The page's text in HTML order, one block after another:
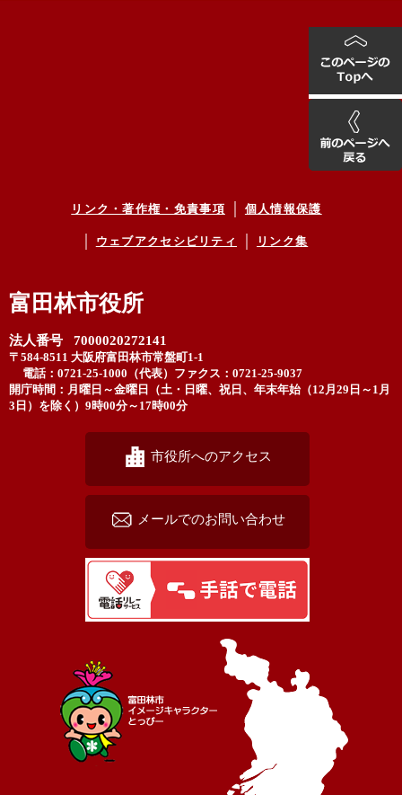
リンク・著作権・免責事項 個人情報保護
ウェブアクセシビリティ リンク集
富田林市役所
法人番号 7000020272141
〒584-8511 大阪府富田林市常盤町1-1
電話：0721-25-1000（代表） ファクス：0721-25-9037
開庁時間：月曜日～金曜日（土・日曜、祝日、年末年始（12月29日～1月
3日）を除く）9時00分～17時00分
市役所へのアクセス
メールでのお問い合わせ